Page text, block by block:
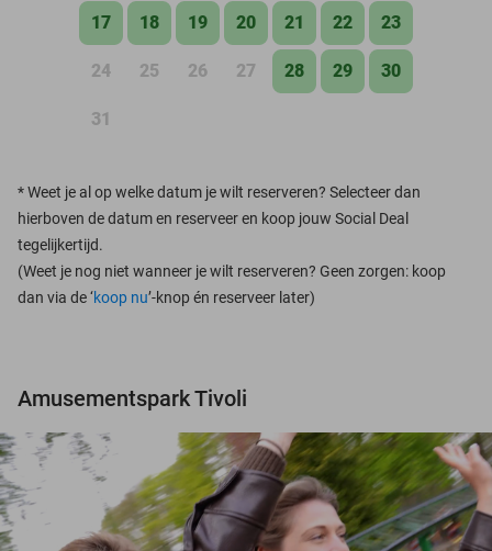
17 18 19 20 21 22 23
24 25 26 27 28 29 30
31
*Weet je al op welke datum je wilt reserveren? Selecteer dan
hierboven de datum en reserveer en koop jouw Social Deal
tegelijkertijd.
(Weet je nog niet wanneer je wilt reserveren? Geen zorgen: koop
dan via de ‘koop nu’-knop én reserveer later)
Amusementspark Tivoli